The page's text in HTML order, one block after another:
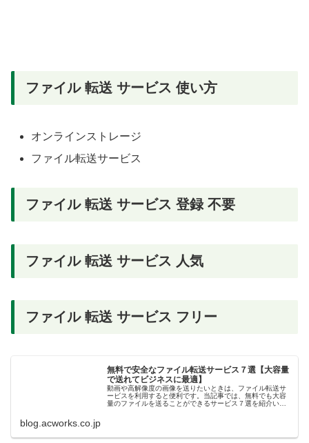
ファイル 転送 サービス 使い方
オンラインストレージ
ファイル転送サービス
ファイル 転送 サービス 登録 不要
ファイル 転送 サービス 人気
ファイル 転送 サービス フリー
無料で安全なファイル転送サービス７選【大容量
で送れてビジネスに最適】
動画や高解像度の画像を送りたいときは、ファイル転送サ
ービスを利用すると便利です。当記事では、無料でも大容
量のファイルを送ることができるサービス７選を紹介いた
blog.acworks.co.jp